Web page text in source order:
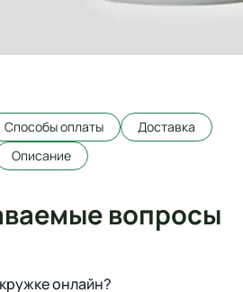
Способы оплаты
Доставка
Описание
вопросы
онлайн?